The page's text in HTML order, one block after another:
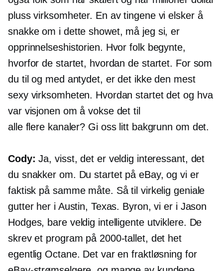
pluss virksomheter. En av tingene vi elsker å
snakke om i dette showet, må jeg si, er
opprinnelseshistorien. Hvor folk begynte,
hvorfor de startet, hvordan de startet. For som
du til og med antydet, er det ikke den mest
sexy virksomheten. Hvordan startet det og hva
var visjonen om å vokse det til
alle flere kanaler? Gi oss litt bakgrunn om det.
Cody: Ja, visst, det er veldig interessant, det
du snakker om. Du startet på eBay, og vi er
faktisk på samme måte. Så til virkelig geniale
gutter her i Austin, Texas. Byron, vi er i Jason
Hodges, bare veldig intelligente utviklere. De
skrev et program på 2000-tallet, det het
egentlig Octane. Det var en fraktløsning for